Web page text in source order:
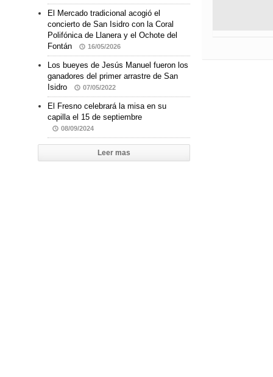
El Mercado tradicional acogió el
concierto de San Isidro con la Coral
Polifónica de Llanera y el Ochote del
Fontán
16/05/2026
Los bueyes de Jesús Manuel fueron los
ganadores del primer arrastre de San
Isidro
07/05/2022
El Fresno celebrará la misa en su
capilla el 15 de septiembre
08/09/2024
Leer mas